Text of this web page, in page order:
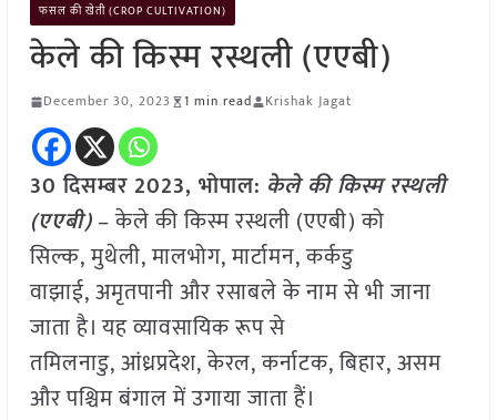
फसल की खेती (CROP CULTIVATION)
केले की किस्म रस्थली (एएबी)
December 30, 2023 1 min read Krishak Jagat
30 दिसम्बर 2023, भोपाल: केले की किस्म रस्थली
(एएबी)– केले की किस्म रस्थली (एएबी) को
सिल्क, मुथेली, मालभोग, मार्टामन, कर्कडु
वाझाई, अमृतपानी और रसाबले के नाम से भी जाना
जाता है। यह व्यावसायिक रूप से
तमिलनाडु, आंध्रप्रदेश, केरल, कर्नाटक, बिहार, असम
और पश्चिम बंगाल में उगाया जाता हैं।